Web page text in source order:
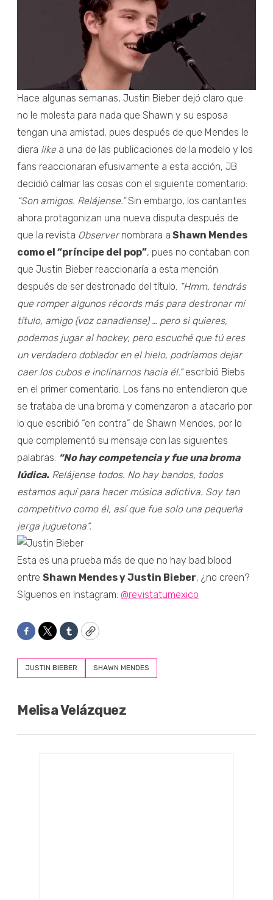
Hace algunas semanas, Justin Bieber dejó claro que
no le molesta para nada que Shawn y su esposa
tengan una amistad, pues después de que Mendes le
diera likea una de las publicaciones de la modelo y los
fans reaccionaran efusivamente a esta acción, JB
decidió calmar las cosas con el siguiente comentario:
“Son amigos. Relájense.”Sin embargo, los cantantes
ahora protagonizan una nueva disputa después de
que la revista Observernombrara a Shawn Mendes
como el “príncipe del pop”, pues no contaban con
que Justin Bieber reaccionaría a esta mención
después de ser destronado del título. “Hmm, tendrás
que romper algunos récords más para destronar mi
título, amigo (voz canadiense) … pero si quieres,
podemos jugar al hockey, pero escuché que tú eres
un verdadero doblador en el hielo, podríamos dejar
caer los cubos e inclinarnos hacia él.”escribió Biebs
en el primer comentario. Los fans no entendieron que
se trataba de una broma y comenzaron a atacarlo por
lo que escribió “en contra” de Shawn Mendes, por lo
que complementó su mensaje con las siguientes
palabras: “No hay competencia y fue una broma
lúdica. Relájense todos. No hay bandos, todos
estamos aquí para hacer música adictiva. Soy tan
competitivo como él, así que fue solo una pequeña
jerga juguetona”.
Esta es una prueba más de que no hay bad blood
entre Shawn Mendes y Justin Bieber, ¿no creen?
Síguenos en Instagram: @revistatumexico
Facebook
TwitterTumblrCopy
JUSTIN BIEBER SHAWN MENDES
Melisa Velázquez